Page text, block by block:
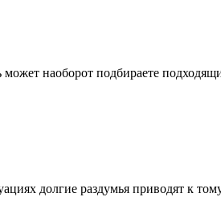
наоборот подбираете
долгие раздумья приводят к